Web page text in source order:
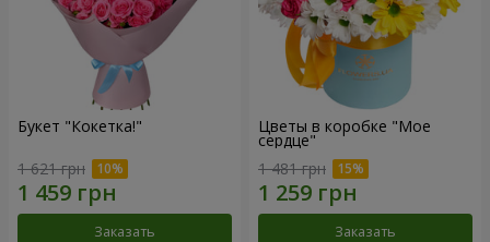
Букет "Кокетка!"
1 621 грн
Заказать
Цветы в коробке "Мое
сердце"
1 481 грн
Заказать